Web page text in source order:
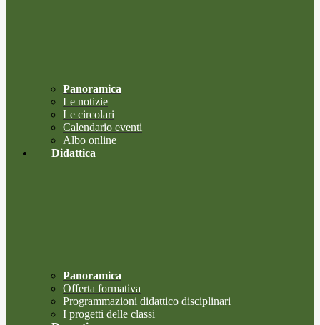
Panoramica
Le notizie
Le circolari
Calendario eventi
Albo online
Didattica
Panoramica
Offerta formativa
Programmazioni didattico disciplinari
I progetti delle classi